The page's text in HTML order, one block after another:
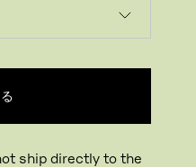
ship directly to the